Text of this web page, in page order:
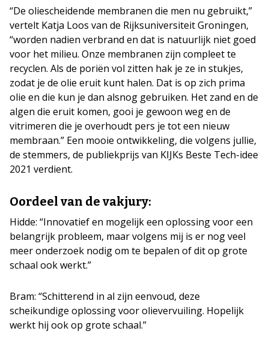
“De oliescheidende membranen die men nu gebruikt,”
vertelt Katja Loos van de Rijksuniversiteit Groningen,
“worden nadien verbrand en dat is natuurlijk niet goed
voor het milieu. Onze membranen zijn compleet te
recyclen. Als de poriën vol zitten hak je ze in stukjes,
zodat je de olie eruit kunt halen. Dat is op zich prima
olie en die kun je dan alsnog gebruiken. Het zand en de
algen die eruit komen, gooi je gewoon weg en de
vitrimeren die je overhoudt pers je tot een nieuw
membraan.” Een mooie ontwikkeling, die volgens jullie,
de stemmers, de publiekprijs van KIJKs Beste Tech-idee
2021 verdient.
Oordeel van de vakjury:
Hidde: “Innovatief en mogelijk een oplossing voor een
belangrijk probleem, maar volgens mij is er nog veel
meer onderzoek nodig om te bepalen of dit op grote
schaal ook werkt.”
Bram: “Schitterend in al zijn eenvoud, deze
scheikundige oplossing voor olievervuiling. Hopelijk
werkt hij ook op grote schaal.”